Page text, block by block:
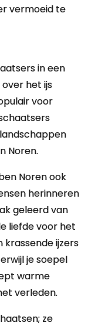
vermoeid te
in een
het ijs
voor
Noren.
Noren ook
herinneren
geleerd van
liefde voor het
krassende ijzers
je soepel
warme
verleden.
ze